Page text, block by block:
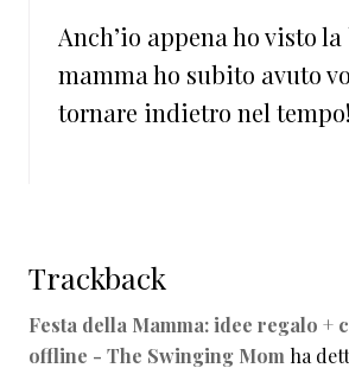
Anch’io appena ho visto
mamma ho subito avuto
tornare indietro nel
Trackback
Festa della Mamma: idee regalo +
offline - The Swinging Mom ha